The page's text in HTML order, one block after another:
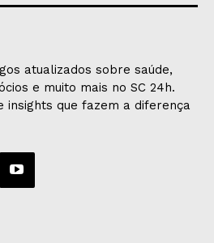
atualizados sobre saúde,
e muito mais no SC 24h.
insights que fazem a diferença